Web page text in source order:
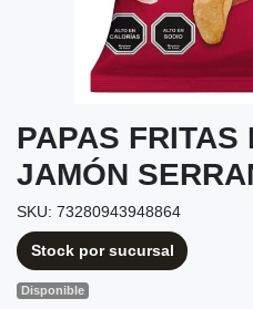
PAPAS FRITAS
JAMÓN
SKU: 73280943948864
Stock por sucursal
Disponible